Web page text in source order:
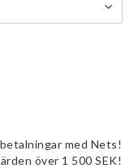
med Nets!
över 1 500 SEK!